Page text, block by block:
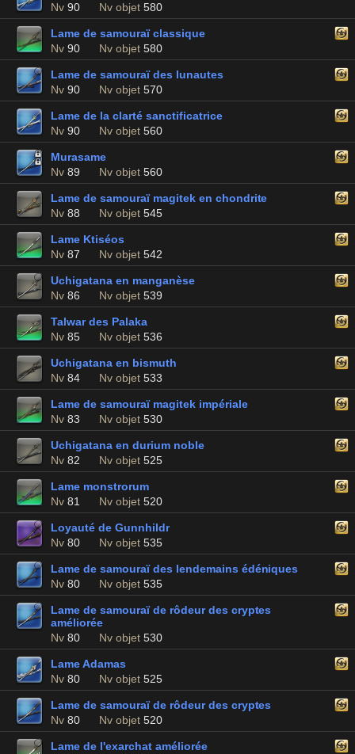
Nv 90 Nv objet 580
Lame de samouraï classique
Nv 90 Nv objet 580
Lame de samouraï des lunautes
Nv 90 Nv objet 570
Lame de la clarté sanctificatrice
Nv 90 Nv objet 560
Murasame
Nv 89 Nv objet 560
Lame de samouraï magitek en chondrite
Nv 88 Nv objet 545
Lame Ktiséos
Nv 87 Nv objet 542
Uchigatana en manganèse
Nv 86 Nv objet 539
Talwar des Palaka
Nv 85 Nv objet 536
Uchigatana en bismuth
Nv 84 Nv objet 533
Lame de samouraï magitek impériale
Nv 83 Nv objet 530
Uchigatana en durium noble
Nv 82 Nv objet 525
Lame monstrorum
Nv 81 Nv objet 520
Loyauté de Gunnhildr
Nv 80 Nv objet 535
Lame de samouraï des lendemains édéniques
Nv 80 Nv objet 535
Lame de samouraï de rôdeur des cryptes
améliorée
Nv 80 Nv objet 530
Lame Adamas
Nv 80 Nv objet 525
Lame de samouraï de rôdeur des cryptes
Nv 80 Nv objet 520
Lame de l'exarchat améliorée